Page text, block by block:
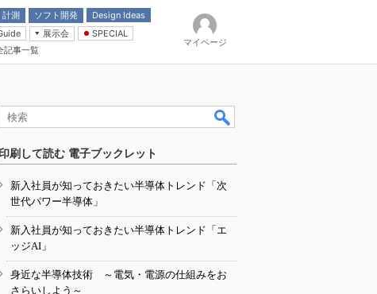
計測 ソフト開発
Design Ideas
展示会
グ展
SPECIAL
記事一覧
マイページ
印刷して読む 電子ブックレット
新入社員が知っておきたい半導体トレンド「次
世代パワー半導体」
新入社員が知っておきたい半導体トレンド「エ
ッジAI」
身近な半導体技術 ～電気・電源の仕組みをお
さらいしよう～